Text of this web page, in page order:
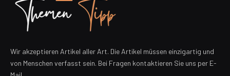
Wir akzeptieren Artikel aller Art. Die Artikel müssen einzigartig und
von Menschen verfasst sein. Bei Fragen kontaktieren Sie uns per E-